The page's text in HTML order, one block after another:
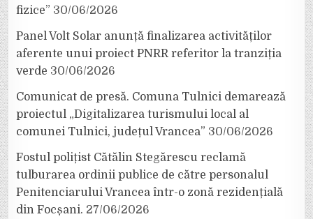
fizice” 30/06/2026
Panel Volt Solar anunță finalizarea activităților
aferente unui proiect PNRR referitor la tranziția
verde 30/06/2026
Comunicat de presă. Comuna Tulnici demarează
proiectul „Digitalizarea turismului local al
comunei Tulnici, județul Vrancea” 30/06/2026
Fostul polițist Cătălin Stegărescu reclamă
tulburarea ordinii publice de către personalul
Penitenciarului Vrancea într-o zonă rezidențială
din Focșani. 27/06/2026